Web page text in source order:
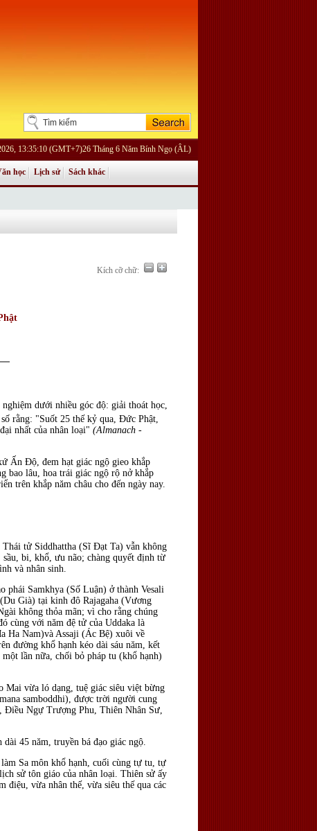
13:35:10 (GMT+7)26 Tháng 6 Năm Bính Ngọ (ÂL)
học Lịch sử Sách khác
Kích cỡ chữ:
dưới nhiều góc độ: giải thoát học,
rằng: "Suốt 25 thế kỷ qua, Ðức Phật,
nhất của nhân loại" (Almanach -
Ấn Ðộ, đem hạt giác ngộ gieo khắp
bao lâu, hoa trái giác ngộ rộ nở khắp
trên khắp năm châu cho đến ngày nay.
tử Siddhattha (Sĩ Ðạt Ta) vẫn không
bi, khổ, ưu não; chàng quyết định từ
và nhân sinh.
phái Samkhya (Số Luận) ở thành Vesali
Già) tại kinh đô Rajagaha (Vương
không thỏa mãn; vì cho rằng chúng
cùng với năm đệ tử của Uddaka là
Ha Nam)và Assaji (Ác Bệ) xuôi về
đường khổ hạnh kéo dài sáu năm, kết
lần nữa, chối bỏ pháp tu (khổ hạnh)
Mai vừa ló dạng, tuệ giác siêu việt bừng
samboddhi), được trời người cung
Ngự Trượng Phu, Thiên Nhân Sư,
45 năm, truyền bá đạo giác ngộ.
Sa môn khổ hạnh, cuối cùng tự tu, tự
sử tôn giáo của nhân loại. Thiên sử ấy
điệu, vừa nhân thế, vừa siêu thế qua các